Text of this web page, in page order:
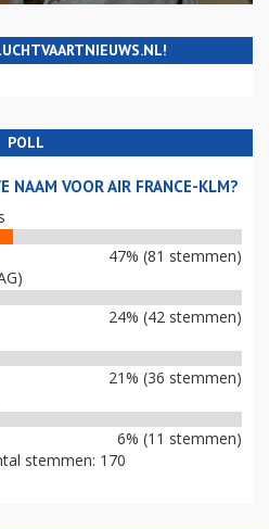
POLL
NAAM VOOR AIR FRANCE-KLM?
47% (81 stemmen)
24% (42 stemmen)
21% (36 stemmen)
6% (11 stemmen)
stemmen: 170